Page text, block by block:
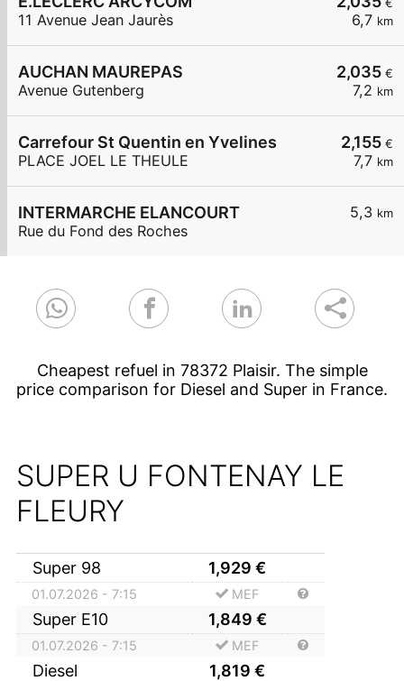
6,7 km
11 Avenue Jean Jaurès
2,035 €
7,2 km
AUCHAN MAUREPAS
Avenue Gutenberg
2,155 €
7,7 km
Carrefour St Quentin en Yvelines
PLACE JOEL LE THEULE
5,3 km
INTERMARCHE ELANCOURT
Rue du Fond des Roches
Cheapest refuel in 78372 Plaisir. The simple
price comparison for Diesel and Super in France.
SUPER U FONTENAY LE
FLEURY
Super 98 1,929 €
01.07.2026 - 7:15 MEF
Super E10 1,849 €
01.07.2026 - 7:15 MEF
Diesel 1,819 €